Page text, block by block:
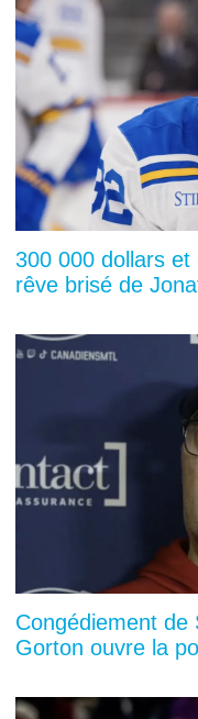
300 000 dollars
rêve brisé de
Congédiement de
Gorton ouvre la